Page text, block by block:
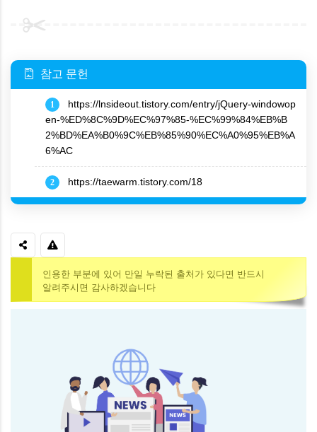
참고 문헌
1
https://lnsideout.tistory.com/entry/jQuery-windowop
en-%ED%8C%9D%EC%97%85-%EC%99%84%EB%B
2%BD%EA%B0%9C%EB%85%90%EC%A0%95%EB%A
6%AC
2 https://taewarm.tistory.com/18
인용한 부분에 있어 만일 누락된 출처가 있다면 반드시
알려주시면 감사하겠습니다